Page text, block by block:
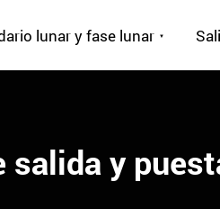
lunar y fase lunar
salida y